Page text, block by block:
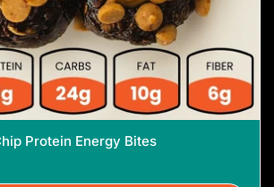
Protein Energy Bites